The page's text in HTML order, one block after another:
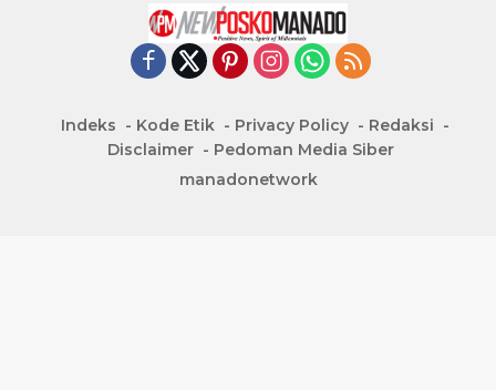
Indeks Kode Etik Privacy Policy
Redaksi
Disclaimer
Pedoman Media Siber
manadonetwork